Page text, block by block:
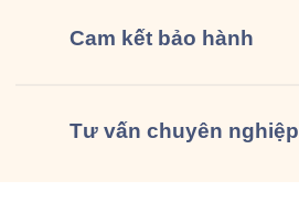
Cam kết bảo hành
Tư vấn chuyên nghiệp